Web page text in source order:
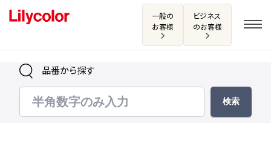
一般の
お客様
ビジネス
のお客様
ログイン・新規会員登録
品番から探す